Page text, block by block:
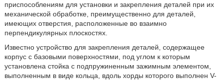
приспособлениям для установки и закрепления деталей при их
механической обработке, преимущественно для деталей,
имеющих отверстия, расположенные во взаимно
перпендикулярных плоскостях.
Известно устройство для закрепления деталей, содержащее
корпус с базовыми поверхностями, под углом к которым
установлена стойка с подпружиненным зажимным элементом,
выполненным в виде кольца, вдоль хорды которого выполнен V-